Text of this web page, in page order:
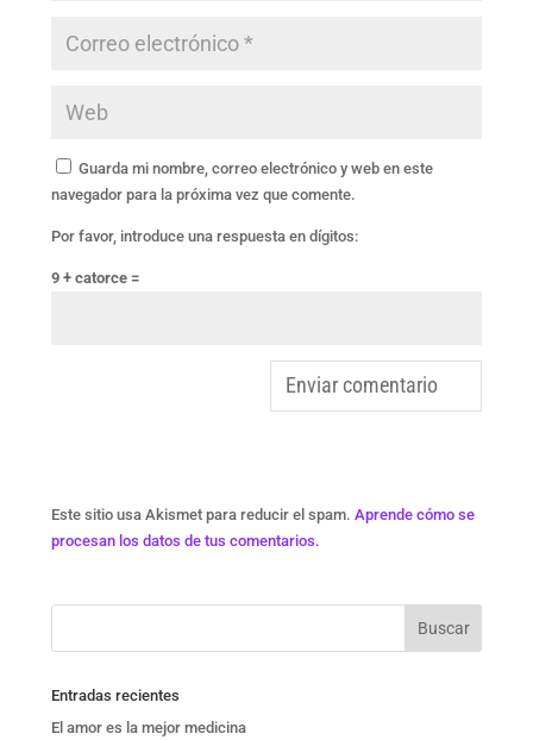
Guarda mi nombre, correo electrónico y web en este
navegador para la próxima vez que comente.
Por favor, introduce una respuesta en dígitos:
9 + catorce =
Este sitio usa Akismet para reducir el spam. Aprende cómo se
procesan los datos de tus comentarios.
Entradas recientes
El amor es la mejor medicina